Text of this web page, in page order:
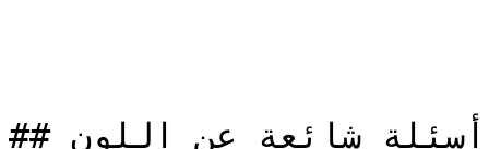
## أسئلة شائعة عن اللون